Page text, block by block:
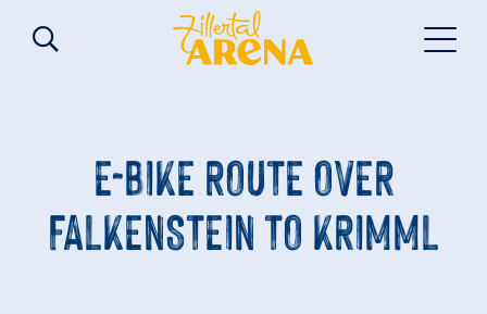
E-BIKE ROUTE OVER
FALKENSTEIN TO KRIMML